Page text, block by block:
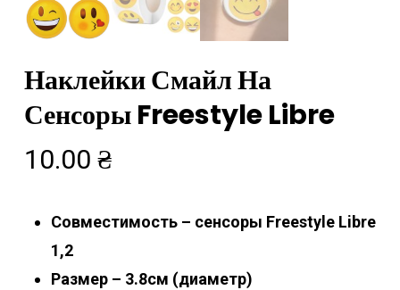
Наклейки Смайл На
Сенсоры Freestyle Libre
10.00 ₴
Совместимость – сенсоры Freestyle Libre
1,2
Размер – 3.8см (диаметр)